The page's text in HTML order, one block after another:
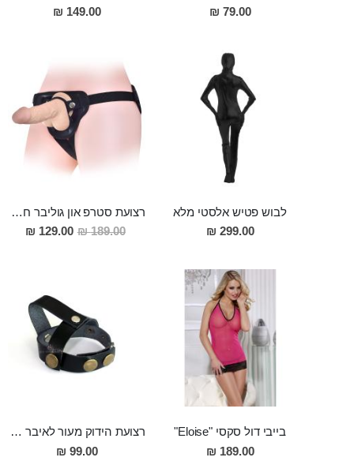
79.00 ₪
149.00 ₪
לבוש פטיש אלסטי מלא
299.00 ₪
רצועת סטרפ און גוליבר חזקה ואמינה ,מתאימה לשני בני הזוג ולמגוון רחב של הדילדואים
189.00 ₪
מחיר
מבצע
129.00 ₪
בייבי דול סקסי "Eloise"
189.00 ₪
רצועת הידוק מעור לאיבר המין ולאשכים למשגל ארוך ומסעיר ולזיקפה חזקה ומענגת
99.00 ₪